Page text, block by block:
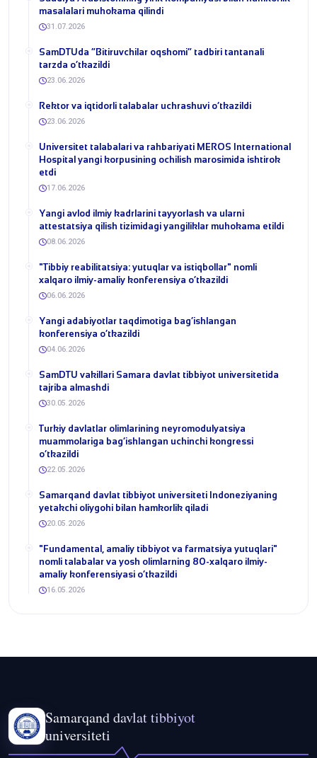
masalalari muhokama qilindi
31.07.2026
​SamDTUda “Bitiruvchilar oqshomi” tadbiri tantanali
tarzda o‘tkazildi
23.06.2026
​Rektor va iqtidorli talabalar uchrashuvi o‘tkazildi
23.06.2026
Universitet talabalari va rahbariyati MEROS International
Hospital yangi korpusining ochilish marosimida ishtirok
etdi
17.06.2026
Yangi avlod ilmiy kadrlarini tayyorlash va ularni
attestatsiya qilish tizimidagi yangiliklar muhokama etildi
08.06.2026
​"Tibbiy reabilitatsiya: yutuqlar va istiqbollar" nomli
xalqaro ilmiy-amaliy konferensiya o‘tkazildi
06.06.2026
​Yangi adabiyotlar taqdimotiga bag‘ishlangan
konferensiya o‘tkazildi
04.06.2026
SamDTU vakillari Samara davlat tibbiyot universitetida
tajriba almashdi
30.05.2026
​Turkiy davlatlar olimlarining neyromodulyatsiya
muammolariga bag‘ishlangan uchinchi kongressi
o‘tkazildi
22.05.2026
Samarqand davlat tibbiyot universiteti Indoneziyaning
yetakchi oliygohi bilan hamkorlik qiladi
20.05.2026
​"Fundamental, amaliy tibbiyot va farmatsiya yutuqlari"
nomli talabalar va yosh olimlarning 80-xalqaro ilmiy-
amaliy konferensiyasi o‘tkazildi
16.05.2026
Samarqand davlat tibbiyot
universiteti